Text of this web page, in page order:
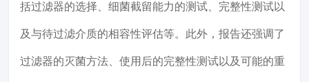
括过滤器的选择、细菌截留能力的测试、完整性测试以
及与待过滤介质的相容性评估等。此外，报告还强调了
过滤器的灭菌方法、使用后的完整性测试以及可能的重